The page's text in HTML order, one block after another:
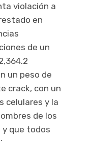
violación a
en
de un
un peso de
crack, con un
celulares y la
de los
que todos